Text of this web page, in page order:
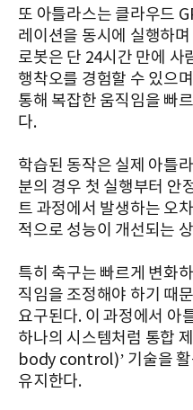
또 아틀라스는 클라우드
레이션을 동시에 실행하
로봇은 단 24시간 만에 사
행착오를 경험할 수 있으
통해 복잡한 움직임을 빠
다.
학습된 동작은 실제 아틀
분의 경우 첫 실행부터 안
트 과정에서 발생하는 오
적으로 성능이 개선되는
특히 축구는 빠르게 변화
직임을 조정해야 하기 때
요구된다. 이 과정에서 아
하나의 시스템처럼 통합
body control)’ 기술을 활
유지한다.